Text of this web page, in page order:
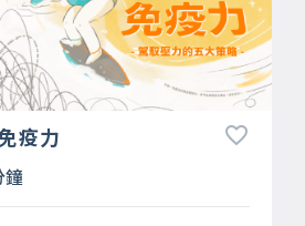
疫力
鐘